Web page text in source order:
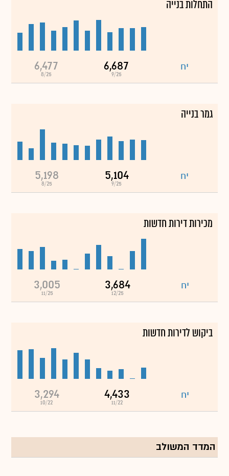
התחלות בנייה
יח 6,687
9/25
6,477
8/25
גמר בנייה
יח 5,104
9/25
5,198
8/25
מכירות דירות חדשות
יח 3,684
12/25
3,005
11/25
ביקוש לדירות חדשות
יח 4,433
11/22
3,294
10/22
המדד המשולב